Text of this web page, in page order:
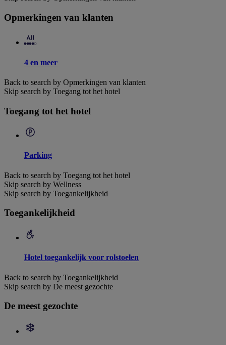
Opmerkingen van klanten
4 en meer
Back to search by Opmerkingen van klanten
Skip search by Toegang tot het hotel
Toegang tot het hotel
Parking
Back to search by Toegang tot het hotel
Skip search by Wellness
Skip search by Toegankelijkheid
Toegankelijkheid
Hotel toegankelijk voor rolstoelen
Back to search by Toegankelijkheid
Skip search by De meest gezochte
De meest gezochte